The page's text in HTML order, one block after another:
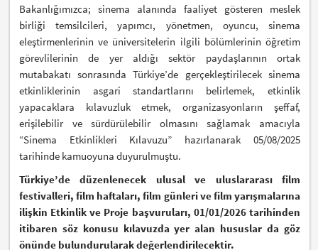
Bakanlığımızca; sinema alanında faaliyet gösteren meslek
birliği temsilcileri, yapımcı, yönetmen, oyuncu, sinema
eleştirmenlerinin ve üniversitelerin ilgili bölümlerinin öğretim
görevlilerinin de yer aldığı sektör paydaşlarının ortak
mutabakatı sonrasında Türkiye’de gerçekleştirilecek sinema
etkinliklerinin asgari standartlarını belirlemek, etkinlik
yapacaklara kılavuzluk etmek, organizasyonların şeffaf,
erişilebilir ve sürdürülebilir olmasını sağlamak amacıyla
“Sinema Etkinlikleri Kılavuzu” hazırlanarak 05/08/2025
tarihinde kamuoyuna duyurulmuştu.
Türkiye’de düzenlenecek ulusal ve uluslararası film
festivalleri, film haftaları, film günleri ve film yarışmalarına
ilişkin Etkinlik ve Proje başvuruları, 01/01/2026 tarihinden
itibaren söz konusu kılavuzda yer alan hususlar da göz
önünde bulundurularak değerlendirilecektir.